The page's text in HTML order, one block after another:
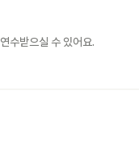
수받으실 수 있어요.